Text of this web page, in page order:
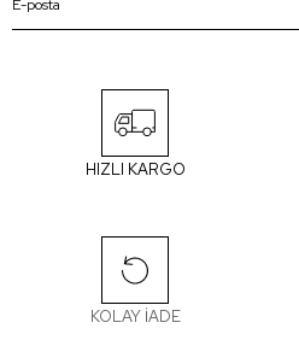
HIZLI KARGO
KOLAY İADE